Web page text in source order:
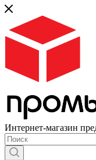
Интернет-магазин